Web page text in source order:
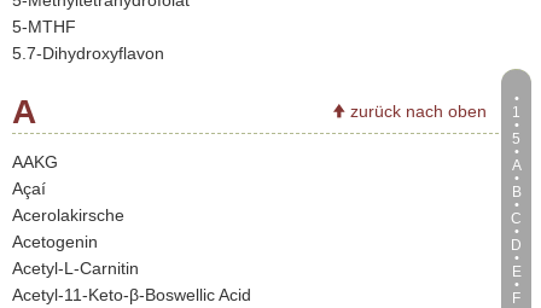
1
5
A
B
C
D
E
F
5-MTHF
5.7-Dihydroxyflavon
A zurück nach oben
AAKG
Açaí
Acerolakirsche
Acetogenin
Acetyl-L-Carnitin
Acetyl‐11‐Keto‐β‐Boswellic Acid